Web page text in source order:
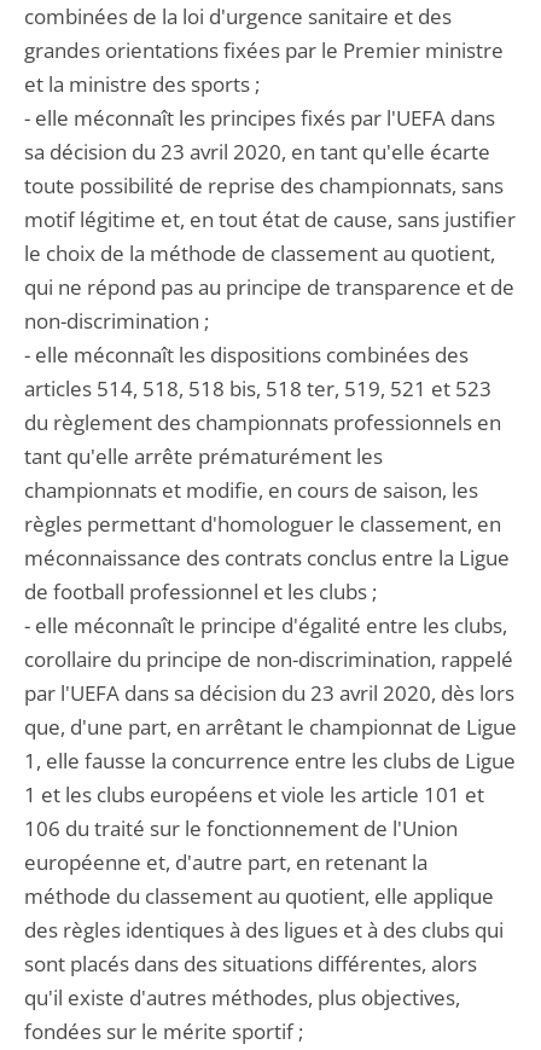
combinées de la loi d'urgence sanitaire et des
grandes orientations fixées par le Premier ministre
et la ministre des sports ;
- elle méconnaît les principes fixés par l'UEFA dans
sa décision du 23 avril 2020, en tant qu'elle écarte
toute possibilité de reprise des championnats, sans
motif légitime et, en tout état de cause, sans justifier
le choix de la méthode de classement au quotient,
qui ne répond pas au principe de transparence et de
non-discrimination ;
- elle méconnaît les dispositions combinées des
articles 514, 518, 518 bis, 518 ter, 519, 521 et 523
du règlement des championnats professionnels en
tant qu'elle arrête prématurément les
championnats et modifie, en cours de saison, les
règles permettant d'homologuer le classement, en
méconnaissance des contrats conclus entre la Ligue
de football professionnel et les clubs ;
- elle méconnaît le principe d'égalité entre les clubs,
corollaire du principe de non-discrimination, rappelé
par l'UEFA dans sa décision du 23 avril 2020, dès lors
que, d'une part, en arrêtant le championnat de Ligue
1, elle fausse la concurrence entre les clubs de Ligue
1 et les clubs européens et viole les article 101 et
106 du traité sur le fonctionnement de l'Union
européenne et, d'autre part, en retenant la
méthode du classement au quotient, elle applique
des règles identiques à des ligues et à des clubs qui
sont placés dans des situations différentes, alors
qu'il existe d'autres méthodes, plus objectives,
fondées sur le mérite sportif ;